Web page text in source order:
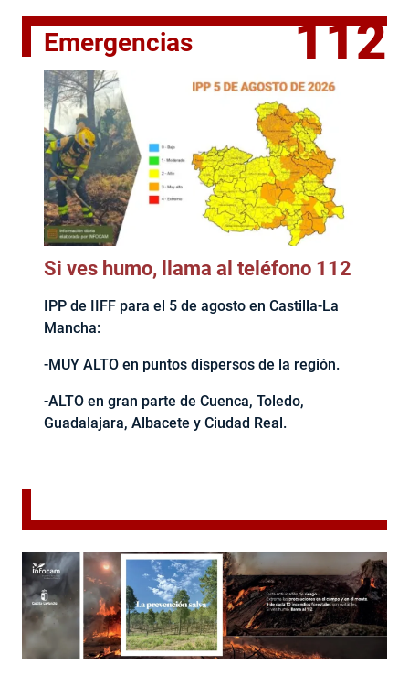
Emergencias 112
Si ves humo, llama al teléfono 112
IPP de IIFF para el 5 de agosto en Castilla-La
Mancha:
-MUY ALTO en puntos dispersos de la región.
-ALTO en gran parte de Cuenca, Toledo,
Guadalajara, Albacete y Ciudad Real.